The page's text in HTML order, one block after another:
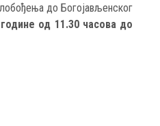
до Богојављенског
од 11.30 часова до